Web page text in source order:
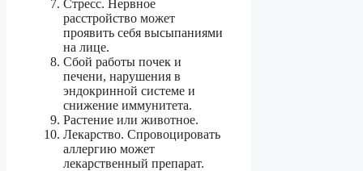
Стресс. Нервное
расстройство может
проявить себя высыпаниями
на лице.
Сбой работы почек и
печени, нарушения в
эндокринной системе и
снижение иммунитета.
Растение или животное.
Лекарство. Спровоцировать
аллергию может
лекарственный препарат.